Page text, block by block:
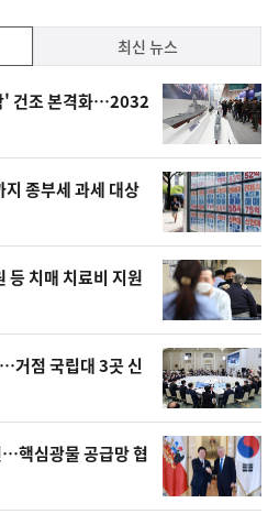
최신 뉴스
' 건조 본격화…2032
종부세 과세 대상
등 치매 치료비 지원
거점 국립대 3곳 신
핵심광물 공급망 협